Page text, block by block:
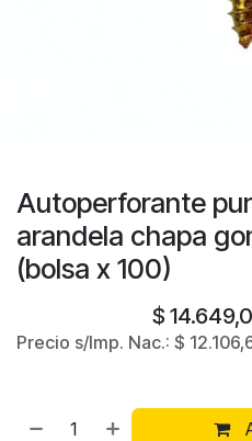
Autoperforante
arandela chapa
(bolsa x 100)
$
Precio s/Imp. Nac.: $